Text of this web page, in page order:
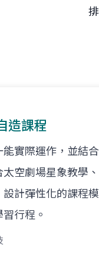
造課程
實際運作，並結
空劇場星象教學
計彈性化的課程
行程。